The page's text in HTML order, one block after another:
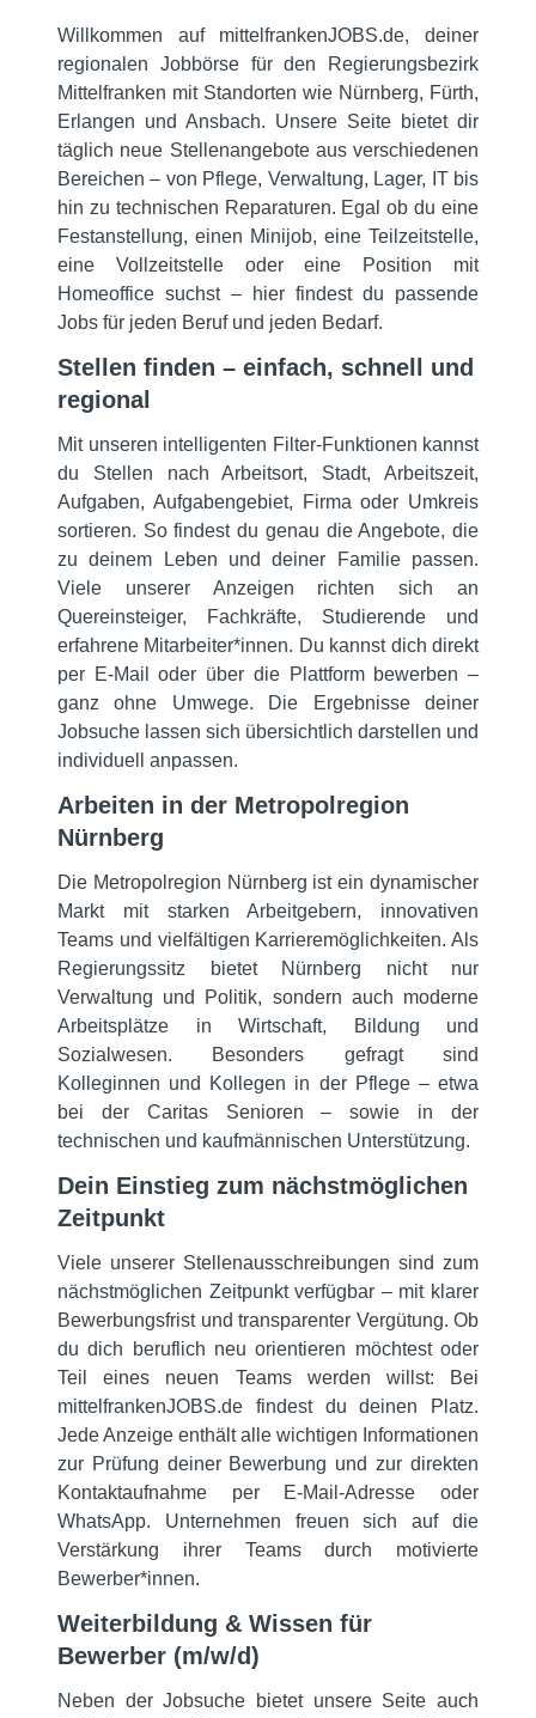
Willkommen auf mittelfrankenJOBS.de, deiner
regionalen Jobbörse für den Regierungsbezirk
Mittelfranken mit Standorten wie Nürnberg, Fürth,
Erlangen und Ansbach. Unsere Seite bietet dir
täglich neue Stellenangebote aus verschiedenen
Bereichen – von Pflege, Verwaltung, Lager, IT bis
hin zu technischen Reparaturen. Egal ob du eine
Festanstellung, einen Minijob, eine Teilzeitstelle,
eine Vollzeitstelle oder eine Position mit
Homeoffice suchst – hier findest du passende
Jobs für jeden Beruf und jeden Bedarf.
Stellen finden – einfach, schnell und
regional
Mit unseren intelligenten Filter-Funktionen kannst
du Stellen nach Arbeitsort, Stadt, Arbeitszeit,
Aufgaben, Aufgabengebiet, Firma oder Umkreis
sortieren. So findest du genau die Angebote, die
zu deinem Leben und deiner Familie passen.
Viele unserer Anzeigen richten sich an
Quereinsteiger, Fachkräfte, Studierende und
erfahrene Mitarbeiter*innen. Du kannst dich direkt
per E-Mail oder über die Plattform bewerben –
ganz ohne Umwege. Die Ergebnisse deiner
Jobsuche lassen sich übersichtlich darstellen und
individuell anpassen.
Arbeiten in der Metropolregion
Nürnberg
Die Metropolregion Nürnberg ist ein dynamischer
Markt mit starken Arbeitgebern, innovativen
Teams und vielfältigen Karrieremöglichkeiten. Als
Regierungssitz bietet Nürnberg nicht nur
Verwaltung und Politik, sondern auch moderne
Arbeitsplätze in Wirtschaft, Bildung und
Sozialwesen. Besonders gefragt sind
Kolleginnen und Kollegen in der Pflege – etwa
bei der Caritas Senioren – sowie in der
technischen und kaufmännischen Unterstützung.
Dein Einstieg zum nächstmöglichen
Zeitpunkt
Viele unserer Stellenausschreibungen sind zum
nächstmöglichen Zeitpunkt verfügbar – mit klarer
Bewerbungsfrist und transparenter Vergütung. Ob
du dich beruflich neu orientieren möchtest oder
Teil eines neuen Teams werden willst: Bei
mittelfrankenJOBS.de findest du deinen Platz.
Jede Anzeige enthält alle wichtigen Informationen
zur Prüfung deiner Bewerbung und zur direkten
Kontaktaufnahme per E-Mail-Adresse oder
WhatsApp. Unternehmen freuen sich auf die
Verstärkung ihrer Teams durch motivierte
Bewerber*innen.
Weiterbildung & Wissen für
Bewerber (m/w/d)
Neben der Jobsuche bietet unsere Seite auch